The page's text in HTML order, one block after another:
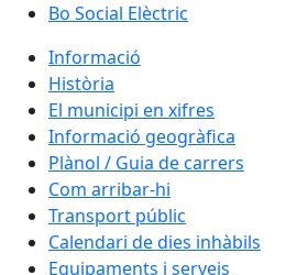
Bo Social Elèctric
Informació
Història
El municipi en xifres
Informació geogràfica
Plànol / Guia de carrers
Com arribar-hi
Transport públic
Calendari de dies inhàbils
Equipaments i serveis